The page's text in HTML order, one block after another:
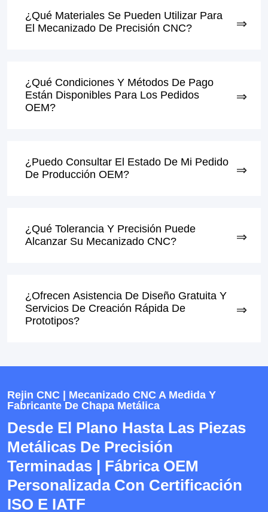
¿Qué Materiales Se Pueden Utilizar Para
El Mecanizado De Precisión CNC?
¿Qué Condiciones Y Métodos De Pago
Están Disponibles Para Los Pedidos
OEM?
¿Puedo Consultar El Estado De Mi Pedido
De Producción OEM?
¿Qué Tolerancia Y Precisión Puede
Alcanzar Su Mecanizado CNC?
¿Ofrecen Asistencia De Diseño Gratuita Y
Servicios De Creación Rápida De
Prototipos?
Rejin CNC | Mecanizado CNC A Medida Y
Fabricante De Chapa Metálica
Desde El Plano Hasta Las Piezas
Metálicas De Precisión
Terminadas | Fábrica OEM
Personalizada Con Certificación
ISO E IATF